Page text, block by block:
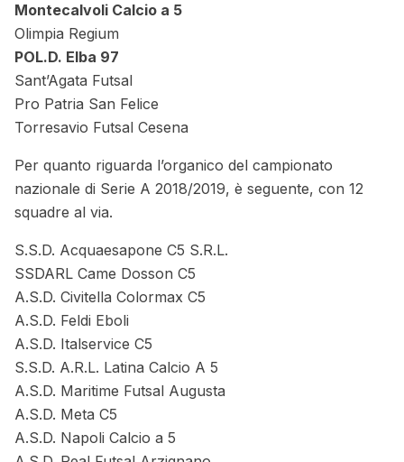
Montecalvoli Calcio a 5
Olimpia Regium
POL.D. Elba 97
Sant’Agata Futsal
Pro Patria San Felice
Torresavio Futsal Cesena
Per quanto riguarda l’organico del campionato
nazionale di Serie A 2018/2019, è seguente, con 12
squadre al via.
S.S.D. Acquaesapone C5 S.R.L.
SSDARL Came Dosson C5
A.S.D. Civitella Colormax C5
A.S.D. Feldi Eboli
A.S.D. Italservice C5
S.S.D. A.R.L. Latina Calcio A 5
A.S.D. Maritime Futsal Augusta
A.S.D. Meta C5
A.S.D. Napoli Calcio a 5